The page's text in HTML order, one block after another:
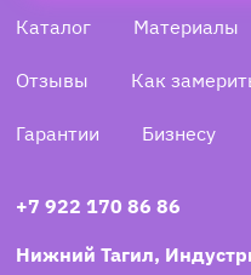
Каталог Материалы
Отзывы Как
Гарантии Бизнесу
+7 922 170 86 86
Нижний Тагил,